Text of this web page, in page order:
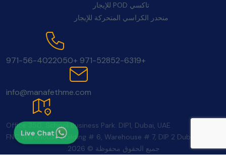
تاكسي POD للإيجار
منحدر الكراسي المتحركة للإيجار
+971-52852-6319
+971-56-4022050
info@manafethme.com
Office 350, School Business Park. DIP1, Dubai, UAE
FNC Warehouse building # 6, Warehouse # 7, DIP 2 Dubai UAE
جميع الحقوق محفوظة © 2026.
Live Chat